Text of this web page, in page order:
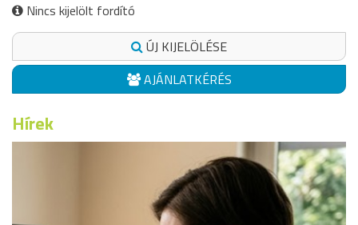
Nincs kijelölt fordító
ÚJ KIJELÖLÉSE
AJÁNLATKÉRÉS
Hírek